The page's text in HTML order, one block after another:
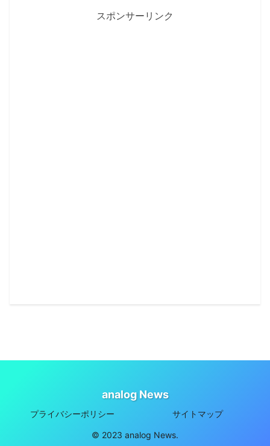
スポンサーリンク
analog News
プライバシーポリシー サイトマップ
© 2023 analog News.